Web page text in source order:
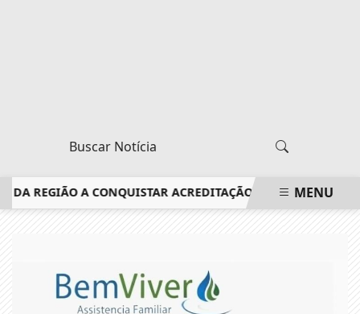
REGIÃO A CONQUISTAR ACREDITAÇÃO DO CONSELHO
MENU